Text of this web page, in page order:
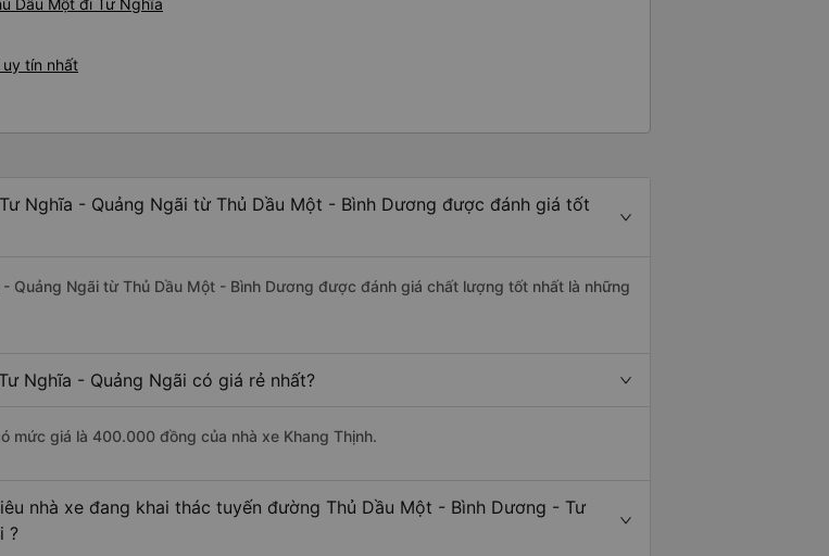
Dầu Một đi Tư Nghĩa
tín nhất
Nghĩa - Quảng Ngãi từ Thủ Dầu Một - Bình Dương được đánh giá tốt
- Quảng Ngãi từ Thủ Dầu Một - Bình Dương được đánh giá chất lượng tốt nhất là những
Nghĩa - Quảng Ngãi có giá rẻ nhất?
mức giá là 400.000 đồng của nhà xe Khang Thịnh.
nhà xe đang khai thác tuyến đường Thủ Dầu Một - Bình Dương - Tư
?